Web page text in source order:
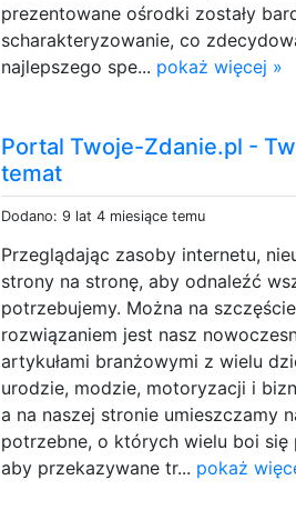
prezentowane ośrodki zostały
scharakteryzowanie, co
najlepszego spe... pokaż więcej »
Portal Twoje-Zdanie.pl -
temat
Dodano: 9 lat 4 miesiące temu
Przeglądając zasoby internetu,
strony na stronę, aby odnaleźć
potrzebujemy. Można na
rozwiązaniem jest nasz
artykułami branżowymi z wielu
urodzie, modzie, motoryzacji i
a na naszej stronie umieszczamy
potrzebne, o których wielu boi się
aby przekazywane tr... pokaż